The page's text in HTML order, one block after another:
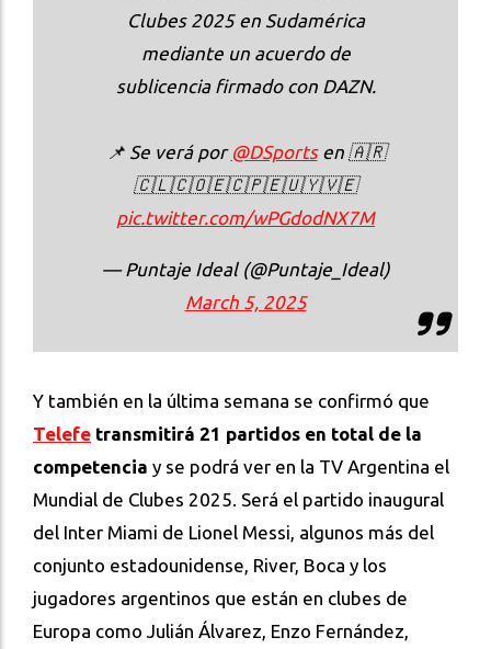
Clubes 2025 en Sudamérica
mediante un acuerdo de
sublicencia firmado con DAZN.
📌 Se verá por @DSportsen 🇦🇷
🇨🇱🇨🇴🇪🇨🇵🇪🇺🇾🇻🇪
pic.twitter.com/wPGdodNX7M
— Puntaje Ideal (@Puntaje_Ideal)
March 5, 2025
Y también en la última semana se confirmó que
Telefe transmitirá 21 partidos en total de la
competencia y se podrá ver en la TV Argentina el
Mundial de Clubes 2025. Será el partido inaugural
del Inter Miami de Lionel Messi, algunos más del
conjunto estadounidense, River, Boca y los
jugadores argentinos que están en clubes de
Europa como Julián Álvarez, Enzo Fernández,